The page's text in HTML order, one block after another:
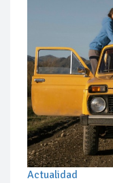
Actualidad